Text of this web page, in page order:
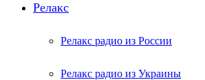
Релакс
Релакс радио из России
Релакс радио из Украины